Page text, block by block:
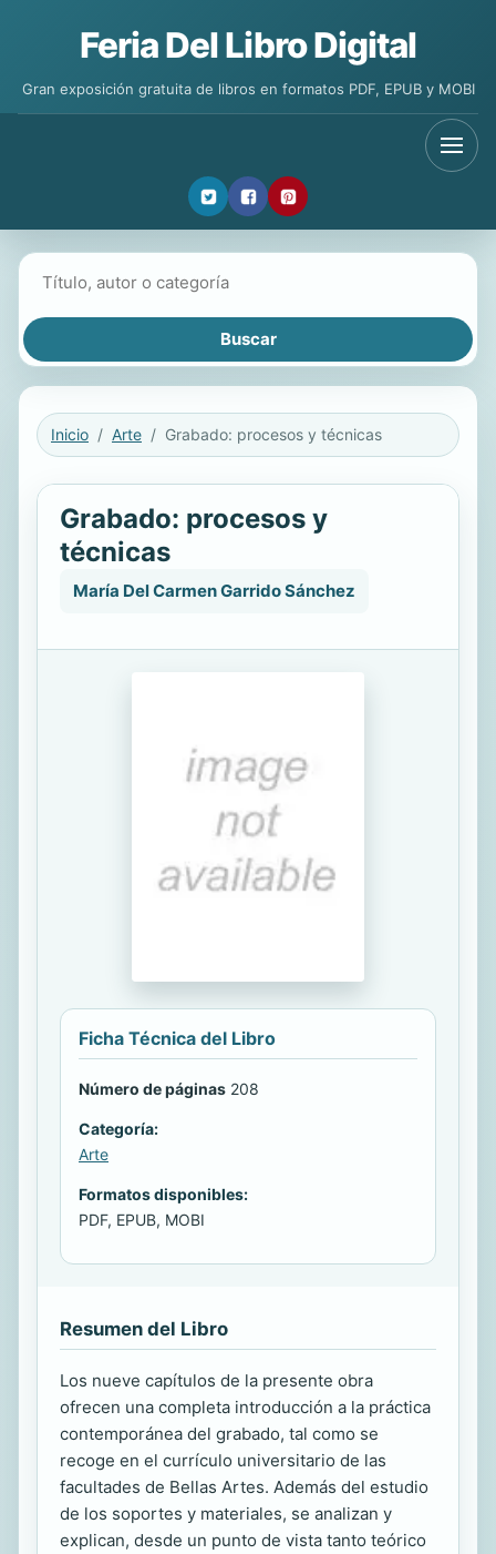
Feria Del Libro Digital
Gran exposición gratuita de libros en formatos PDF, EPUB y MOBI
Inicio Arte Grabado: procesos y técnicas
Grabado: procesos y
técnicas
María Del Carmen Garrido Sánchez
Ficha Técnica del Libro
Número de páginas 208
Categoría:
Arte
Formatos disponibles:
PDF, EPUB, MOBI
Resumen del Libro
Los nueve capítulos de la presente obra
ofrecen una completa introducción a la práctica
contemporánea del grabado, tal como se
recoge en el currículo universitario de las
facultades de Bellas Artes. Además del estudio
de los soportes y materiales, se analizan y
explican, desde un punto de vista tanto teórico